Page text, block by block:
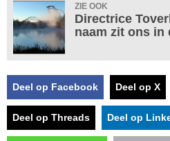
ZIE OOK
Directrice
naam zit ons in
Deel op Facebook Deel op X
Deel op Threads Deel op